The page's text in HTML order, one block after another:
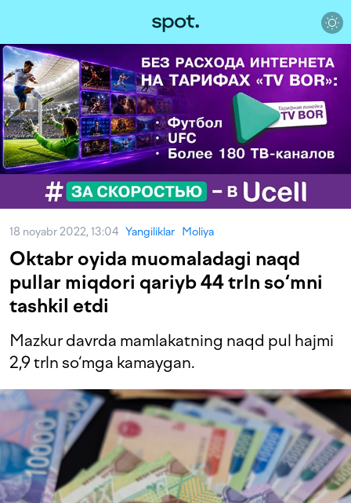
18 noyabr 2022, 13:04 Yangiliklar Moliya
Oktabr oyida muomaladagi naqd
pullar miqdori qariyb 44 trln so‘mni
tashkil etdi
Mazkur davrda mamlakatning naqd pul hajmi
2,9 trln so‘mga kamaygan.